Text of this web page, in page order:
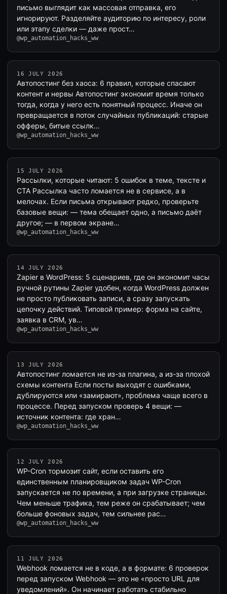
письмо выглядит как массовая отправка, его
игнорируют. Разделяйте аудиторию по интересу, роли
или этапу сделки — даже прост…
@wp_automation_hacks_ww
16 JULY 2026
Автопостинг без хаоса: 6 правил, которые спасают
контент и нервы Автопостинг экономит время только
тогда, когда у него есть понятный процесс. Иначе он
превращается в поток случайных публикаций: старые
офферы, битые ссылк…
@wp_automation_hacks_ww
15 JULY 2026
Рассылки, которые читают: 5 ошибок в теме, тексте и
CTA Рассылка часто ломается не в сервисе, а в
мелочах. Если письма открывают редко, проверьте
базовые вещи: — тема обещает одно, а письмо даёт
другое; — в первом экране…
@wp_automation_hacks_ww
14 JULY 2026
Zapier в WordPress: 5 сценариев, где он экономит часы
ручной рутины Zapier удобен, когда WordPress должен
не просто публиковать записи, а сразу запускать
цепочку действий. Типовой пример: форма на сайте,
заявка в CRM, ув…
@wp_automation_hacks_ww
13 JULY 2026
Автопостинг ломается не из-за плагина, а из-за плохой
схемы контента Если посты выходят с ошибками,
дублируются или «замирают», проблема чаще всего в
процессе. Перед запуском проверь 4 вещи: —
источник контента: где хран…
@wp_automation_hacks_ww
12 JULY 2026
WP-Cron тормозит сайт, если оставить его
единственным планировщиком задач WP-Cron
запускается не по времени, а при загрузке страницы.
Чем меньше трафика, тем реже он срабатывает; чем
больше фоновых задач, тем сильнее рас…
@wp_automation_hacks_ww
11 JULY 2026
Webhook ломается не в коде, а в формате: 6 проверок
перед запуском Webhook — это не «просто URL для
уведомлений». Он начинает работать стабильно